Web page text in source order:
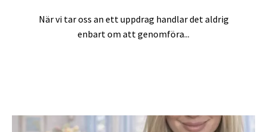
När vi tar oss an ett uppdrag handlar det aldrig
enbart om att genomföra...